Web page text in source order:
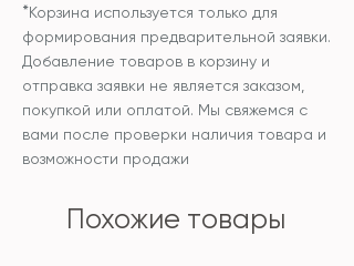
*Корзина используется только для
формирования предварительной заявки.
Добавление товаров в корзину и
отправка заявки не является заказом,
покупкой или оплатой. Мы свяжемся с
вами после проверки наличия товара и
возможности продажи
Похожие товары